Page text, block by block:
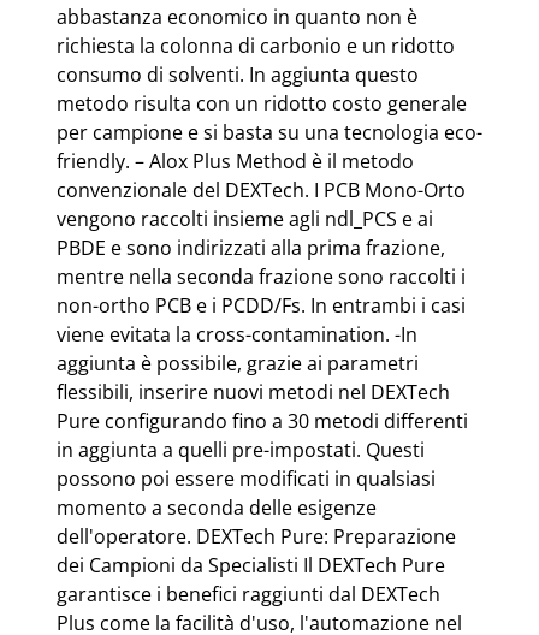
abbastanza economico in quanto non è
richiesta la colonna di carbonio e un ridotto
consumo di solventi. In aggiunta questo
metodo risulta con un ridotto costo generale
per campione e si basta su una tecnologia eco-
friendly. – Alox Plus Method è il metodo
convenzionale del DEXTech. I PCB Mono-Orto
vengono raccolti insieme agli ndl_PCS e ai
PBDE e sono indirizzati alla prima frazione,
mentre nella seconda frazione sono raccolti i
non-ortho PCB e i PCDD/Fs. In entrambi i casi
viene evitata la cross-contamination. -In
aggiunta è possibile, grazie ai parametri
flessibili, inserire nuovi metodi nel DEXTech
Pure configurando fino a 30 metodi differenti
in aggiunta a quelli pre-impostati. Questi
possono poi essere modificati in qualsiasi
momento a seconda delle esigenze
dell'operatore. DEXTech Pure: Preparazione
dei Campioni da Specialisti Il DEXTech Pure
garantisce i benefici raggiunti dal DEXTech
Plus come la facilità d'uso, l'automazione nel